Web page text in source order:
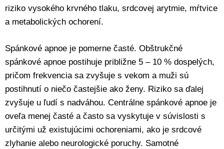
riziko vysokého krvného tlaku, srdcovej arytmie, mŕtvice
a metabolických ochorení.
Spánkové apnoe je pomerne časté. Obštrukčné
spánkové apnoe postihuje približne 5 – 10 % dospelých,
pričom frekvencia sa zvyšuje s vekom a muži sú
postihnutí o niečo častejšie ako ženy. Riziko sa ďalej
zvyšuje u ľudí s nadváhou. Centrálne spánkové apnoe je
oveľa menej časté a často sa vyskytuje v súvislosti s
určitými už existujúcimi ochoreniami, ako je srdcové
zlyhanie alebo neurologické poruchy. Samotné